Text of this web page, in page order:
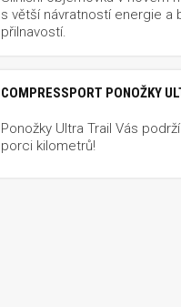
s větší návratností energie a
přilnavostí.
COMPRESSPORT PONOŽKY
Ponožky Ultra Trail Vás
porci kilometrů!